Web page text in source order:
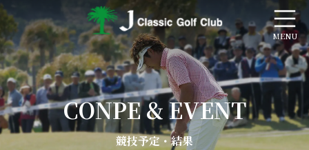
コ
ン
テ
ン
ツ
へ
ス
キ
ッ
プ
ナ
ビ
ゲ
ー
シ
ョ
ン
に
移
動
CONPE & EVENT
競技予定・結果